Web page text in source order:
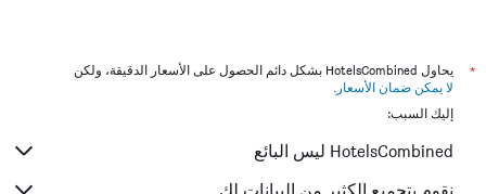
*
يحاول HotelsCombined بشكل دائم الحصول على الأسعار الدقيقة، ولكن
لا يمكن ضمان الأسعار .
إليك السبب:
HotelsCombined ليس البائع
نقوم بتجميع الكثير من البيانات لك